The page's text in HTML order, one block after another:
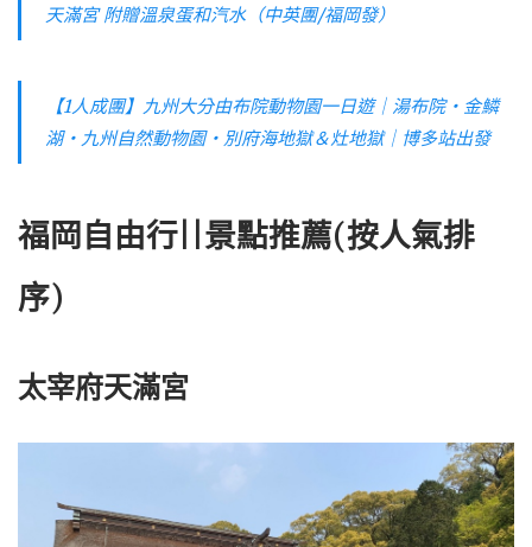
天滿宮 附贈溫泉蛋和汽水（中英團/福岡發）
【1人成團】九州大分由布院動物園一日遊｜湯布院・金鱗
湖・九州自然動物園・別府海地獄＆灶地獄｜博多站出發
福岡自由行||景點推薦(按人氣排
序)
太宰府天滿宮